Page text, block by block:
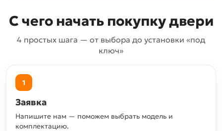
С чего начать покупку двери
4 простых шага — от выбора до установки «под
ключ»
1
Заявка
Напишите нам — поможем выбрать модель и
комплектацию.